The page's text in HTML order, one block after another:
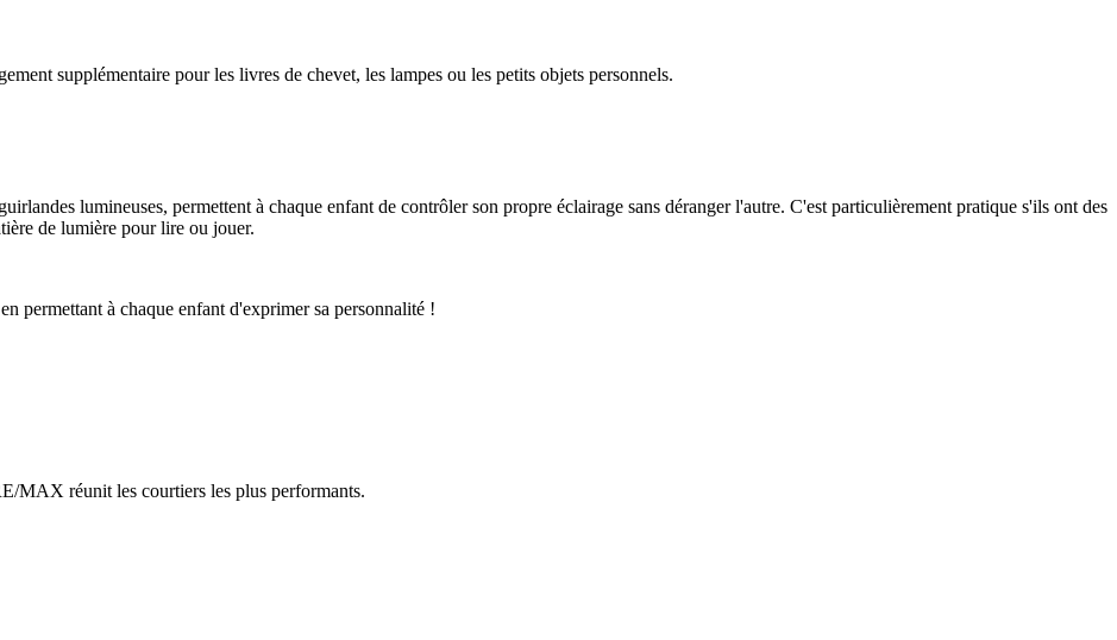
supplémentaire pour les livres de chevet, les lampes ou les petits objets personnels.
lumineuses, permettent à chaque enfant de contrôler son propre éclairage sans déranger l'autre. C'est particulièrement pratique s'ils ont des
de lumière pour lire ou jouer.
permettant à chaque enfant d'exprimer sa personnalité !
MAX réunit les courtiers les plus performants.